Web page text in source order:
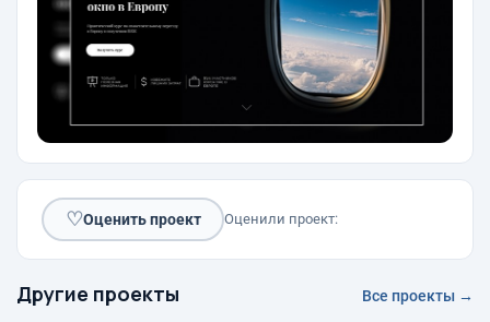
♡Оценить проект Оценили проект:
Другие проекты Все проекты →